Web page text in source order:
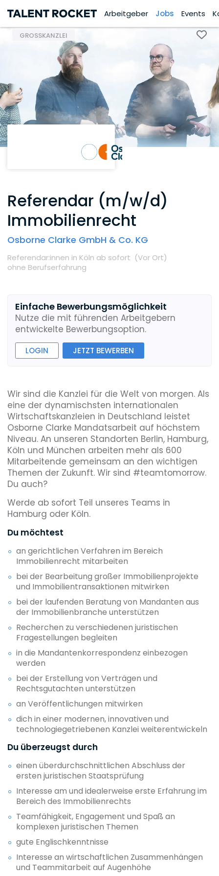
Arbeitgeber Jobs Events
GROSSKANZLEI
Referendar (m/w/d)
Immobilienrecht
Osborne Clarke GmbH & Co. KG
Referendar:innen in Köln ab sofort (Vor Ort)
ohne Berufserfahrung
Einfache Bewerbungsmöglichkeit
Nutze die mit führenden Arbeitgebern
entwickelte Bewerbungsoption.
LOGIN JETZT BEWERBEN
Wir sind die Kanzlei für die Welt von morgen. Als
eine der dynamischsten internationalen
Wirtschaftskanzleien in Deutschland leistet
Osborne Clarke Mandatsarbeit auf höchstem
Niveau. An unseren Standorten Berlin, Hamburg,
Köln und München arbeiten mehr als 600
Mitarbeitende gemeinsam an den wichtigen
Themen der Zukunft. Wir sind #teamtomorrow.
Du auch?
Werde ab sofort Teil unseres Teams in
Hamburg oder Köln.
Du möchtest
an gerichtlichen Verfahren im Bereich
Immobilienrecht mitarbeiten
bei der Bearbeitung großer Immobilienprojekte
und Immobilientransaktionen mitwirken
bei der laufenden Beratung von Mandanten aus
der Immobilienbranche unterstützen
Recherchen zu verschiedenen juristischen
Fragestellungen begleiten
in die Mandantenkorrespondenz einbezogen
werden
bei der Erstellung von Verträgen und
Rechtsgutachten unterstützen
an Veröffentlichungen mitwirken
dich in einer modernen, innovativen und
technologiegetriebenen Kanzlei weiterentwickeln
Du überzeugst durch
einen überdurchschnittlichen Abschluss der
ersten juristischen Staatsprüfung
Interesse am und idealerweise erste Erfahrung im
Bereich des Immobilienrechts
Teamfähigkeit, Engagement und Spaß an
komplexen juristischen Themen
gute Englischkenntnisse
Interesse an wirtschaftlichen Zusammenhängen
und Teammitarbeit auf Augenhöhe